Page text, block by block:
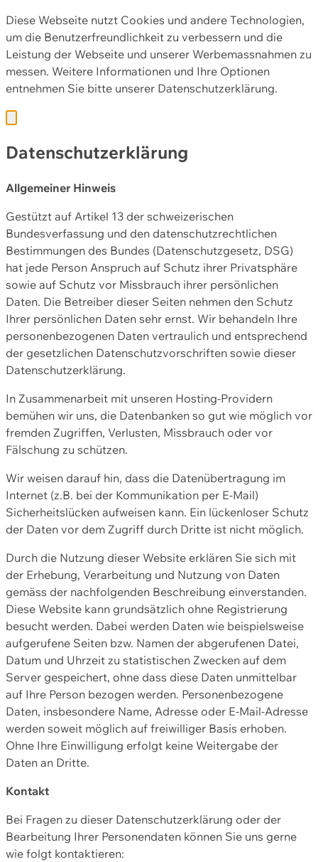
Diese Webseite nutzt Cookies und andere Technologien,
um die Benutzerfreundlichkeit zu verbessern und die
Leistung der Webseite und unserer Werbemassnahmen zu
messen. Weitere Informationen und Ihre Optionen
entnehmen Sie bitte unserer Datenschutzerklärung.
Datenschutzerklärung
Allgemeiner Hinweis
Gestützt auf Artikel 13 der schweizerischen
Bundesverfassung und den datenschutzrechtlichen
Bestimmungen des Bundes (Datenschutzgesetz, DSG)
hat jede Person Anspruch auf Schutz ihrer Privatsphäre
sowie auf Schutz vor Missbrauch ihrer persönlichen
Daten. Die Betreiber dieser Seiten nehmen den Schutz
Ihrer persönlichen Daten sehr ernst. Wir behandeln Ihre
personenbezogenen Daten vertraulich und entsprechend
der gesetzlichen Datenschutzvorschriften sowie dieser
Datenschutzerklärung.
In Zusammenarbeit mit unseren Hosting-Providern
bemühen wir uns, die Datenbanken so gut wie möglich vor
fremden Zugriffen, Verlusten, Missbrauch oder vor
Fälschung zu schützen.
Wir weisen darauf hin, dass die Datenübertragung im
Internet (z.B. bei der Kommunikation per E-Mail)
Sicherheitslücken aufweisen kann. Ein lückenloser Schutz
der Daten vor dem Zugriff durch Dritte ist nicht möglich.
Durch die Nutzung dieser Website erklären Sie sich mit
der Erhebung, Verarbeitung und Nutzung von Daten
gemäss der nachfolgenden Beschreibung einverstanden.
Diese Website kann grundsätzlich ohne Registrierung
besucht werden. Dabei werden Daten wie beispielsweise
aufgerufene Seiten bzw. Namen der abgerufenen Datei,
Datum und Uhrzeit zu statistischen Zwecken auf dem
Server gespeichert, ohne dass diese Daten unmittelbar
auf Ihre Person bezogen werden. Personenbezogene
Daten, insbesondere Name, Adresse oder E-Mail-Adresse
werden soweit möglich auf freiwilliger Basis erhoben.
Ohne Ihre Einwilligung erfolgt keine Weitergabe der
Daten an Dritte.
Kontakt
Bei Fragen zu dieser Datenschutzerklärung oder der
Bearbeitung Ihrer Personendaten können Sie uns gerne
wie folgt kontaktieren: